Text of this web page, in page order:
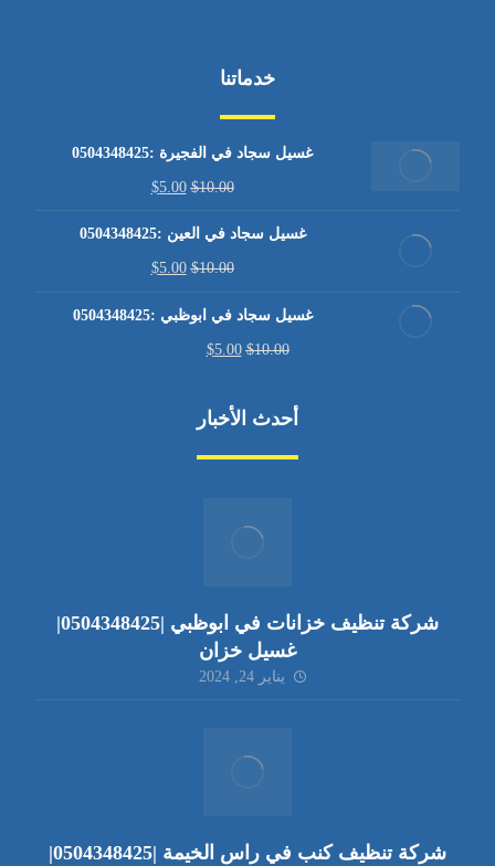
خدماتنا
غسيل سجاد في الفجيرة :0504348425
$10.00
$5.00
غسيل سجاد في العين :0504348425
$10.00
$5.00
غسيل سجاد في ابوظبي :0504348425
$10.00
$5.00
أحدث الأخبار
شركة تنظيف خزانات في ابوظبي |0504348425|
غسيل خزان
يناير 24, 2024
شركة تنظيف كنب في راس الخيمة |0504348425|